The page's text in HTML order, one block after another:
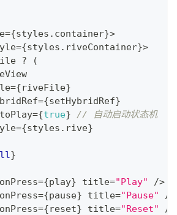
={styles . container}>
={styles . riveContainer}>
?
(
={riveFile}
={setHybridRef}
={true}
// 自动启动状态机
={styles . rive}
}
onPress={play} title="Play" />
onPress={pause} title="Pause" /
onPress={reset} title="Reset" /